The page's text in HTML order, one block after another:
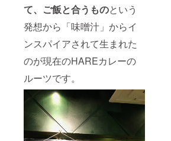
て、ご飯と合うものという
発想から「味噌汁」からイ
ンスパイアされて生まれた
のが現在のHAREカレーの
ルーツです。